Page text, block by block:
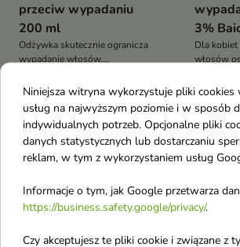
przeciw wypadaniu
200 ml
Odżywka skutecznie ogranicza
wypadanie włosów,
pielęgnując
3%
Dla kobiet
włosów
-25% favorite_border
Niniejsza witryna wykorzystuje pliki cookies
usług na najwyższym poziomie i w sposób
indywidualnych potrzeb. Opcjonalne pliki
danych statystycznych lub dostarczaniu
reklam, w tym z wykorzystaniem usług
Informacje o tym, jak Google przetwarza
https://business.safety.google/privacy/.
Czy akceptujesz te pliki cookie i związane z